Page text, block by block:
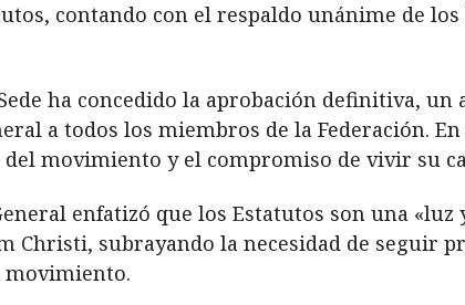
contando con el respaldo unánime de
ha concedido la aprobación definitiva,
a todos los miembros de la Federación.
movimiento y el compromiso de vivir su
enfatizó que los Estatutos son una
Christi, subrayando la necesidad de seguir
movimiento.